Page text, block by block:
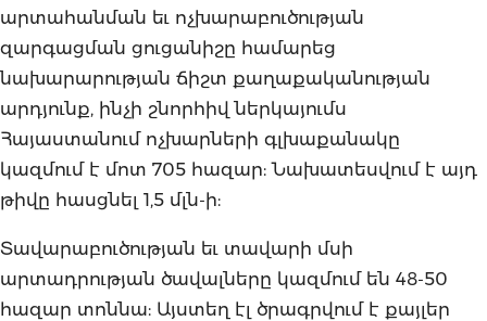
արտահանման եւ ոչխարաբուծության
զարգացման ցուցանիշը համարեց
նախարարության ճիշտ քաղաքականության
արդյունք, ինչի շնորհիվ ներկայումս
Հայաստանում ոչխարների գլխաքանակը
կազմում է մոտ 705 հազար: Նախատեսվում է այդ
թիվը հասցնել 1,5 մլն-ի:
Տավարաբուծության եւ տավարի մսի
արտադրության ծավալները կազմում են 48-50
հազար տոննա: Այստեղ էլ ծրագրվում է քայլեր